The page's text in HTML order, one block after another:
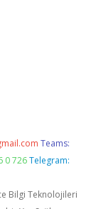
Teams:
0 726 Telegram:
Bilgi Teknolojileri